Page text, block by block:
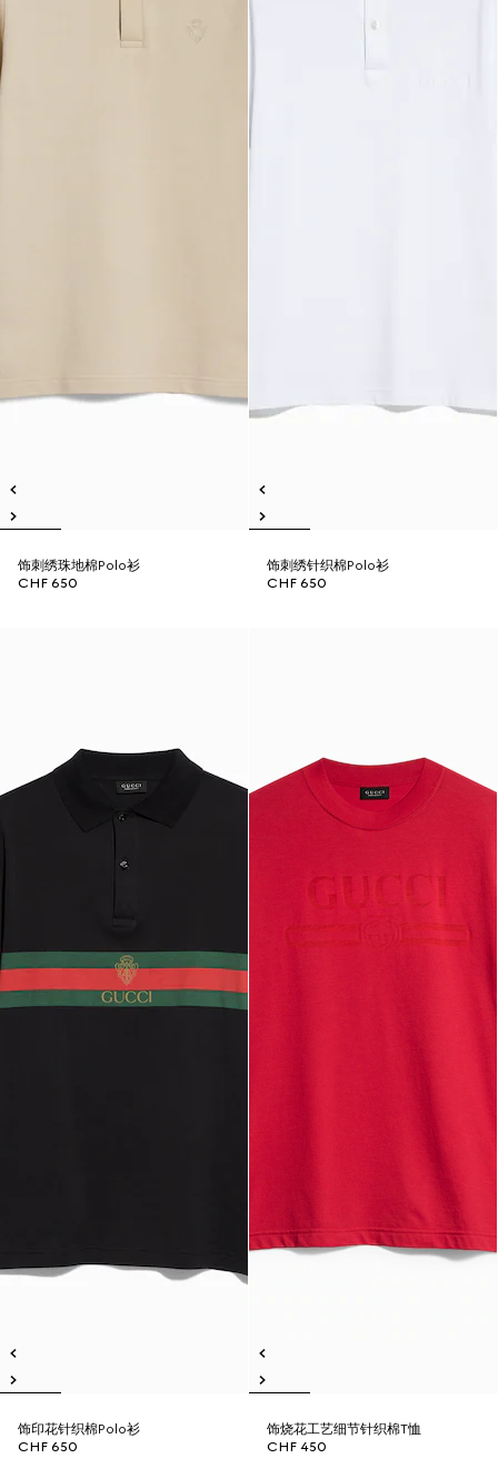
饰刺绣珠地棉Polo衫
CHF 650
饰刺绣针织棉Polo衫
CHF 650
饰印花针织棉Polo衫
CHF 650
饰烧花工艺细节针织棉T恤
CHF 450